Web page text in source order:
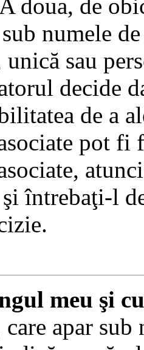
doua, de
numele
unică sau
decide
de a
pot fi
întrebaţi-l
meu şi
apar sub